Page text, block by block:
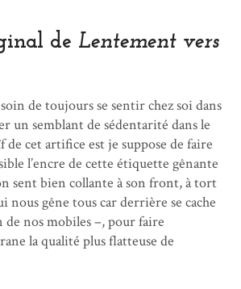
de Lentement vers
de toujours se sentir chez soi dans
un semblant de sédentarité dans le
de cet artifice est je suppose de faire
l’encre de cette étiquette gênante
sent bien collante à son front, à tort
nous gêne tous car derrière se cache
de nos mobiles –, pour faire
la qualité plus flatteuse de